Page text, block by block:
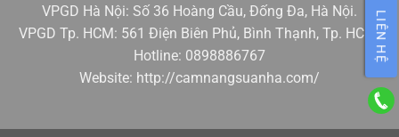
LIÊN HỆ
VPGD Hà Nội: Số 36 Hoàng Cầu, Đống Đa, Hà Nội.
VPGD Tp. HCM: 561 Điện Biên Phủ, Bình Thạnh, Tp. HCM.
Hotline: 0898886767
Website: http://camnangsuanha.com/